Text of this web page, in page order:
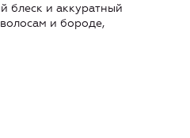
блеск и аккуратный
и бороде,